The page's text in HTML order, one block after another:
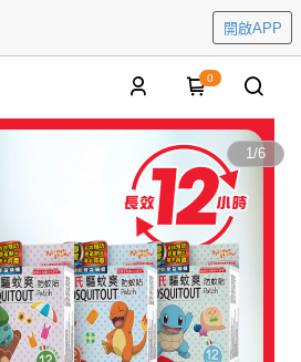
開啟APP
0
1/6